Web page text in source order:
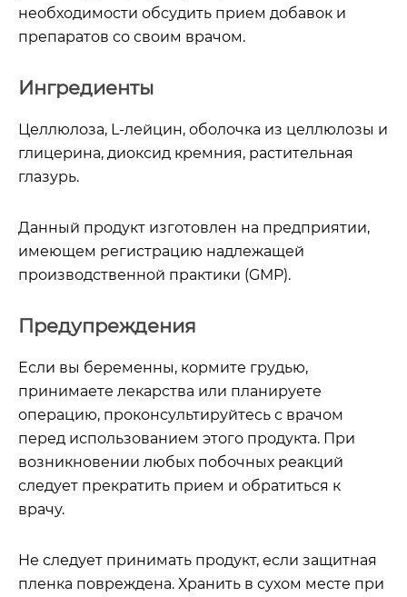
необходимости обсудить прием добавок и
препаратов со своим врачом.
Ингредиенты
Целлюлоза, L-лейцин, оболочка из целлюлозы и
глицерина, диоксид кремния, растительная
глазурь.
Данный продукт изготовлен на предприятии,
имеющем регистрацию надлежащей
производственной практики (GMP).
Предупреждения
Если вы беременны, кормите грудью,
принимаете лекарства или планируете
операцию, проконсультируйтесь с врачом
перед использованием этого продукта. При
возникновении любых побочных реакций
следует прекратить прием и обратиться к
врачу.
Не следует принимать продукт, если защитная
пленка повреждена. Хранить в сухом месте при